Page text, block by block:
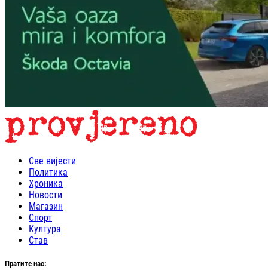
Све вијести
Политика
Хроника
Новости
Магазин
Спорт
Култура
Став
Пратите нас: